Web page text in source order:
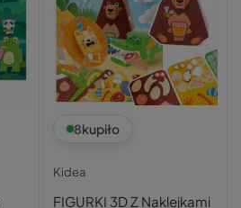
8kupiło
Kidea
FIGURKI 3D Z Naklejkami